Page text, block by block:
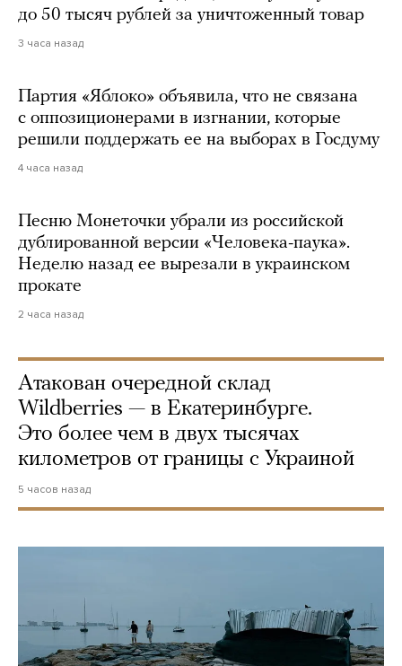
до 50 тысяч рублей за уничтоженный товар
3 часа назад
Партия «Яблоко» объявила, что не связана
с оппозиционерами в изгнании, которые
решили поддержать ее на выборах в Госдуму
4 часа назад
Песню Монеточки убрали из российской
дублированной версии «Человека-паука».
Неделю назад ее вырезали в украинском
прокате
2 часа назад
Атакован очередной склад
Wildberries — в Екатеринбурге.
Это более чем в двух тысячах
километров от границы с Украиной
5 часов назад